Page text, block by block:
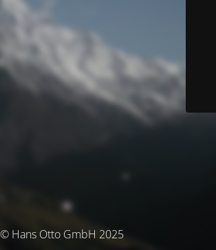
© Hans Otto GmbH 2025